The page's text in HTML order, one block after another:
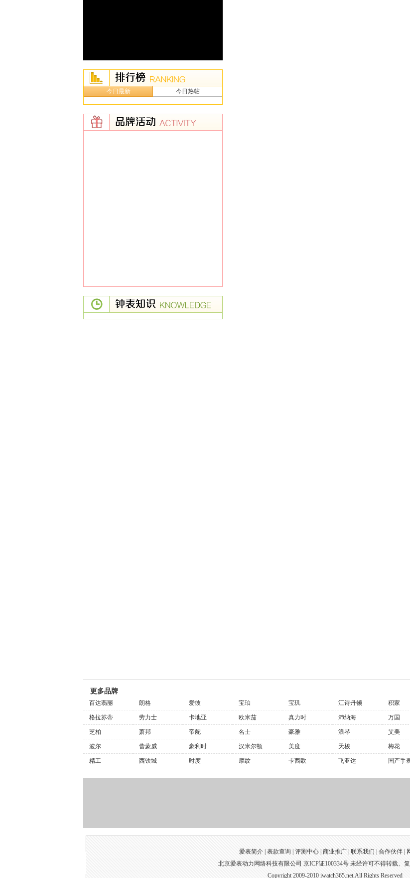
今日最新 今日热帖
更多品牌
百达翡丽 朗格 爱彼 宝珀 宝玑 江诗丹顿 积家
格拉苏蒂 劳力士 卡地亚 欧米茄 真力时 沛纳海 万国
芝柏 萧邦 帝舵 名士 豪雅 浪琴 艾美
波尔 蕾蒙威 豪利时 汉米尔顿 美度 天梭 梅花
精工 西铁城 时度 摩纹 卡西欧 飞亚达 国产手
爱表简介 |表款查询|评测中心|商业推广|联系我们|合作伙伴|
北京爱表动力网络科技有限公司 京ICP证100334号 未经许可不得转载、
Copyright 2009-2010 iwatch365.net,All Rights Reserved